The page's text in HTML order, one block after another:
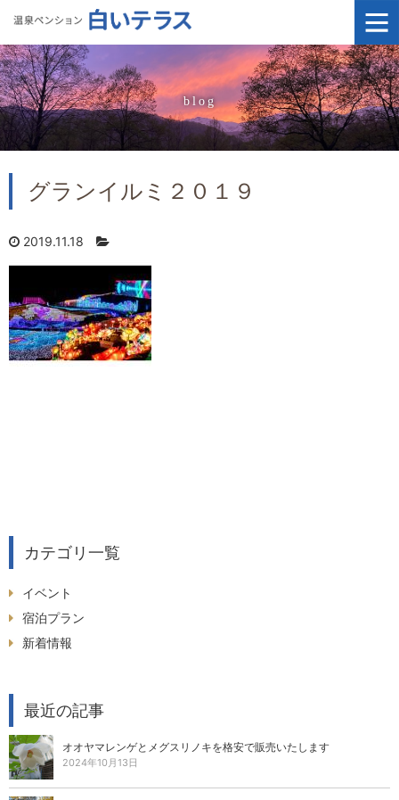
blog
グランイルミ２０１９
2019.11.18
カテゴリ一覧
イベント
宿泊プラン
新着情報
最近の記事
オオヤマレンゲとメグスリノキを格安で販売いたします
2024年10月13日